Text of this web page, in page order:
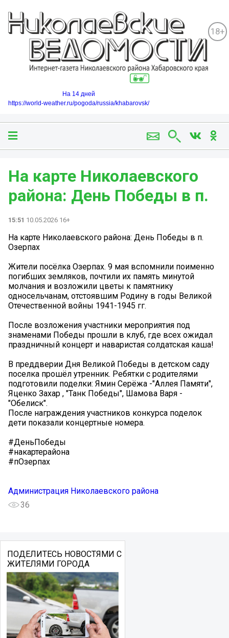
18+
На 14 дней
https://world-weather.ru/pogoda/russia/khabarovsk/
На карте Николаевского
района: День Победы в п.
15:51 10.05.2026 16+
На карте Николаевского района: День Победы в п.
Озерпах
Жители посёлка Озерпах. 9 мая вспомнили поименно
погибших земляков, почтили их память минутой
молчания и возложили цветы к памятнику
односельчанам, отстоявшим Родину в годы Великой
Отечественной войны 1941-1945 гг.
После возложения участники мероприятия под
знаменами Победы прошли в клуб, где всех ожидал
праздничный концерт и наваристая солдатская каша!
В преддверии Дня Великой Победы в детском саду
поселка прошёл утренник. Ребятки с родителями
подготовили поделки: Ямин Серёжа -"Аллея Памяти",
Яценко Захар , "Танк Победы", Шамова Варя -
"Обелиск".
После награждения участников конкурса поделок
дети показали концертные номера.
#ДеньПобеды
#накартерайона
#пОзерпах
Администрация Николаевского района
36
ПОДЕЛИТЕСЬ НОВОСТЯМИ С
ЖИТЕЛЯМИ ГОРОДА